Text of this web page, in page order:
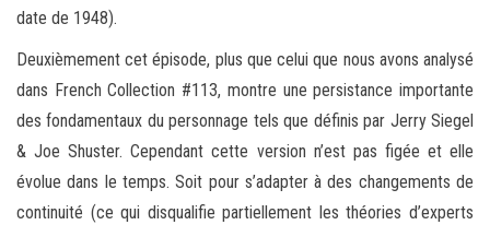
date de 1948).
Deuxièmement cet épisode, plus que celui que nous avons analysé
dans French Collection #113, montre une persistance importante
des fondamentaux du personnage tels que définis par Jerry Siegel
& Joe Shuster. Cependant cette version n’est pas figée et elle
évolue dans le temps. Soit pour s’adapter à des changements de
continuité (ce qui disqualifie partiellement les théories d’experts